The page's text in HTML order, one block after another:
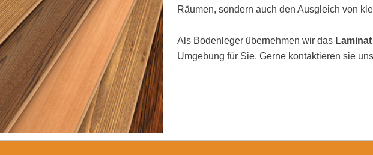
Räumen, sondern auch den Ausgleich von
Als Bodenleger übernehmen wir das
Umgebung für Sie. Gerne kontaktieren sie